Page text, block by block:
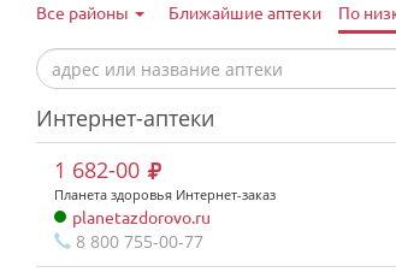
Все районы Ближайшие аптеки По
Интернет-аптеки
1 682-00
Планета здоровья Интернет-заказ
planetazdorovo.ru
8 800 755-00-77